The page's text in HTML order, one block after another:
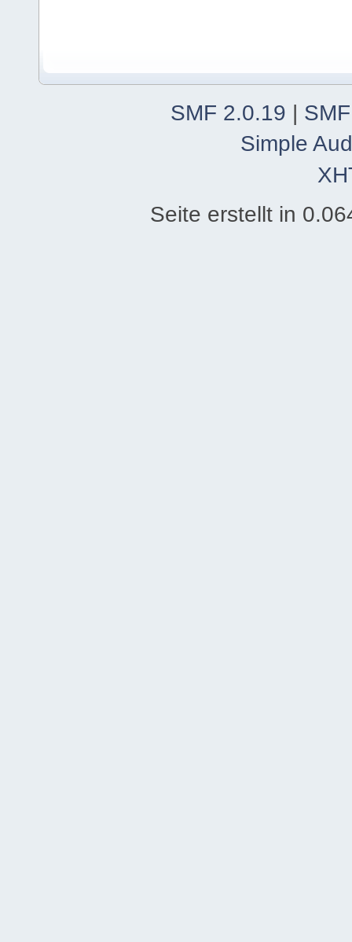
SMF 2.0.19 |
Simple
Seite erstellt in